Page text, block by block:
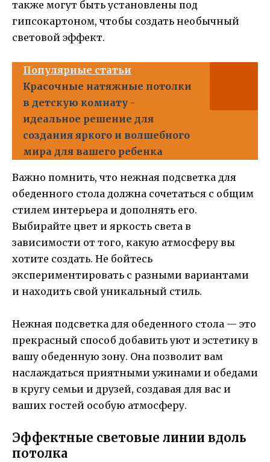
также могут быть установлены под
гипсокартоном, чтобы создать необычный
световой эффект.
Популярные статьи
Красочные натяжные потолки
в детскую комнату -
идеальное решение для
создания яркого и волшебного
мира для вашего ребенка
Важно помнить, что нежная подсветка для
обеденного стола должна сочетаться с общим
стилем интерьера и дополнять его.
Выбирайте цвет и яркость света в
зависимости от того, какую атмосферу вы
хотите создать. Не бойтесь
экспериментировать с разными вариантами
и находить свой уникальный стиль.
Нежная подсветка для обеденного стола — это
прекрасный способ добавить уют и эстетику в
вашу обеденную зону. Она позволит вам
наслаждаться приятными ужинами и обедами
в кругу семьи и друзей, создавая для вас и
ваших гостей особую атмосферу.
Эффектные световые линии вдоль
потолка